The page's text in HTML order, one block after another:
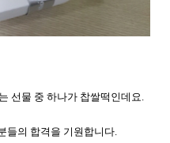
선물 중 하나가 찹쌀떡인데요.
들의 합격을 기원합니다.